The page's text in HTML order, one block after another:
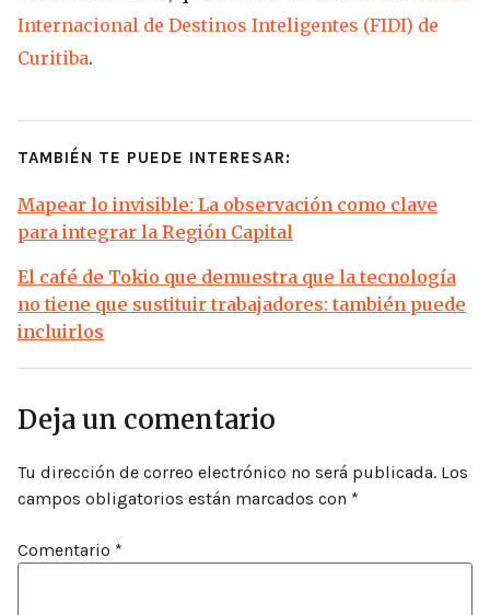
Internacional de Destinos Inteligentes (FIDI) de
Curitiba.
TAMBIÉN TE PUEDE INTERESAR:
Mapear lo invisible: La observación como clave
para integrar la Región Capital
El café de Tokio que demuestra que la tecnología
no tiene que sustituir trabajadores: también puede
incluirlos
Deja un comentario
Tu dirección de correo electrónico no será publicada. Los
campos obligatorios están marcados con *
Comentario *